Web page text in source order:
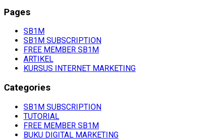
Pages
SB1M
SB1M SUBSCRIPTION
FREE MEMBER SB1M
ARTIKEL
KURSUS INTERNET MARKETING
Categories
SB1M SUBSCRIPTION
TUTORIAL
FREE MEMBER SB1M
BUKU DIGITAL MARKETING